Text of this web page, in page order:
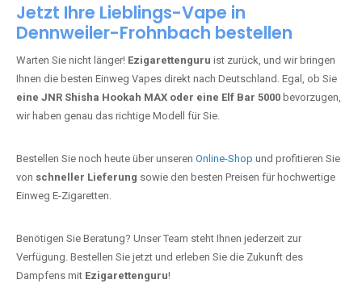
Jetzt Ihre Lieblings-Vape in
Dennweiler-Frohnbach bestellen
Warten Sie nicht länger! Ezigarettenguru ist zurück, und wir bringen
Ihnen die besten Einweg Vapes direkt nach Deutschland. Egal, ob Sie
eine JNR Shisha Hookah MAX oder eine Elf Bar 5000 bevorzugen,
wir haben genau das richtige Modell für Sie.
Bestellen Sie noch heute über unseren Online-Shop und profitieren Sie
von schneller Lieferung sowie den besten Preisen für hochwertige
Einweg E-Zigaretten.
Benötigen Sie Beratung? Unser Team steht Ihnen jederzeit zur
Verfügung. Bestellen Sie jetzt und erleben Sie die Zukunft des
Dampfens mit Ezigarettenguru!